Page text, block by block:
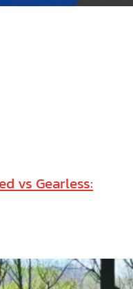
vs Gearless: